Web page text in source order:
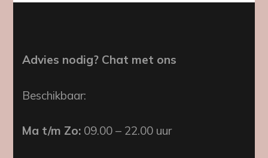
Advies nodig? Chat met ons
Beschikbaar:
Ma t/m Zo: 09.00 – 22.00 uur